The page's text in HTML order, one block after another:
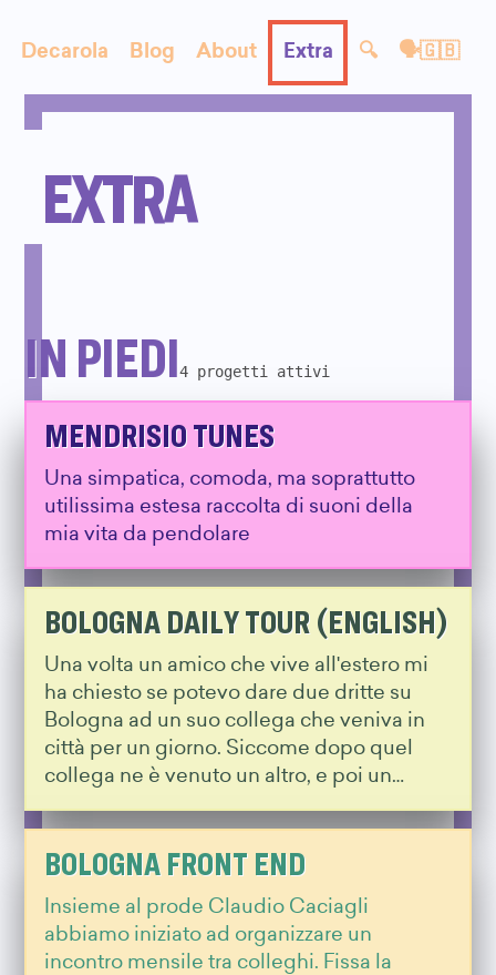
Decarola Blog About Extra 🔍 🗣🇬🇧
EXTRA
IN PIEDI4 progetti attivi
MENDRISIO TUNES
Una simpatica, comoda, ma soprattutto
utilissima estesa raccolta di suoni della
mia vita da pendolare
BOLOGNA DAILY TOUR (ENGLISH)
Una volta un amico che vive all'estero mi
ha chiesto se potevo dare due dritte su
Bologna ad un suo collega che veniva in
città per un giorno. Siccome dopo quel
collega ne è venuto un altro, e poi un…
BOLOGNA FRONT END
Insieme al prode Claudio Caciagli
abbiamo iniziato ad organizzare un
incontro mensile tra colleghi. Fissa la